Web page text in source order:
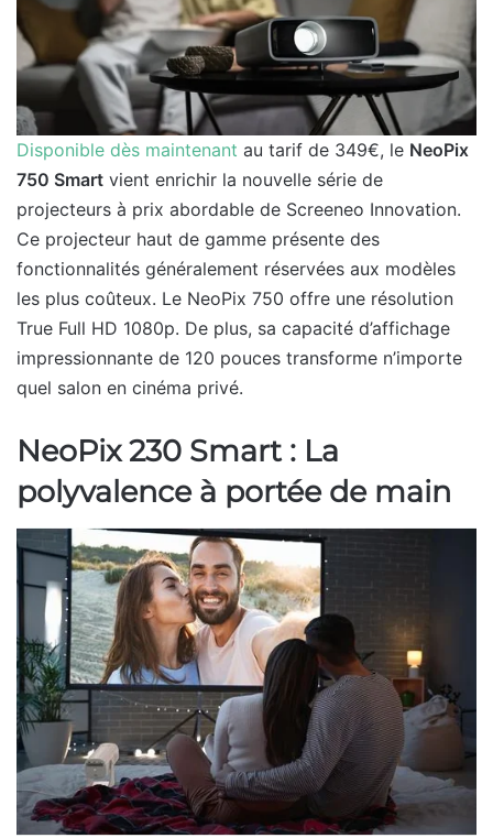
Disponible dès maintenant au tarif de 349€, le NeoPix
750 Smart vient enrichir la nouvelle série de
projecteurs à prix abordable de Screeneo Innovation.
Ce projecteur haut de gamme présente des
fonctionnalités généralement réservées aux modèles
les plus coûteux. Le NeoPix 750 offre une résolution
True Full HD 1080p. De plus, sa capacité d’affichage
impressionnante de 120 pouces transforme n’importe
quel salon en cinéma privé.
NeoPix 230 Smart : La
polyvalence à portée de main